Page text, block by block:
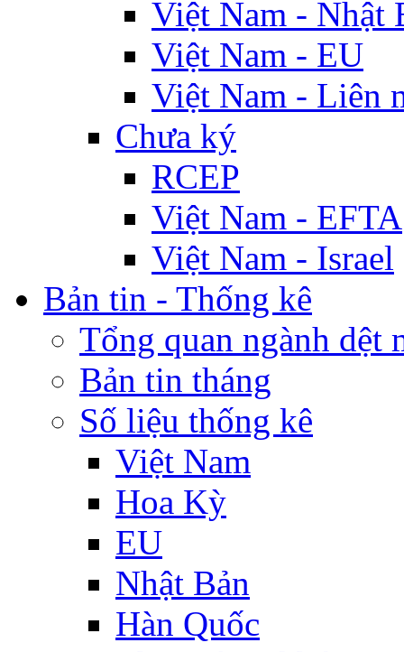
Việt Nam - Nhật
Việt Nam - EU
Việt Nam - Liên
Chưa ký
RCEP
Việt Nam - EFTA
Việt Nam - Israel
Bản tin - Thống kê
Tổng quan ngành dệt
Bản tin tháng
Số liệu thống kê
Việt Nam
Hoa Kỳ
EU
Nhật Bản
Hàn Quốc